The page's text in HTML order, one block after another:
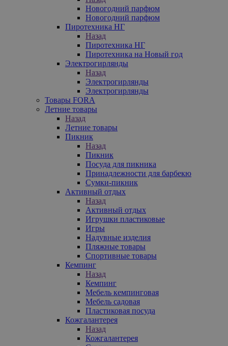
Новогодний парфюм
Новогодний парфюм
Пиротехника НГ
Назад
Пиротехника НГ
Пиротехника на Новый год
Электрогирлянды
Назад
Электрогирлянды
Электрогирлянды
Товары FORA
Летние товары
Назад
Летние товары
Пикник
Назад
Пикник
Посуда для пикника
Принадлежности для барбекю
Сумки-пикник
Активный отдых
Назад
Активный отдых
Игрушки пластиковые
Игры
Надувные изделия
Пляжные товары
Спортивные товары
Кемпинг
Назад
Кемпинг
Мебель кемпинговая
Мебель садовая
Пластиковая посуда
Кожгалантерея
Назад
Кожгалантерея